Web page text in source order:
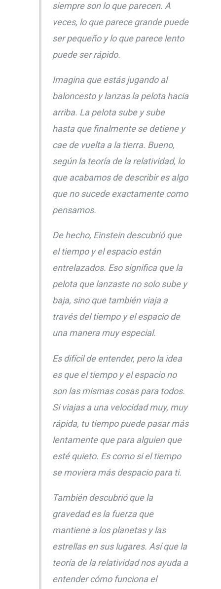
siempre son lo que parecen. A
veces, lo que parece grande puede
ser pequeño y lo que parece lento
puede ser rápido.
Imagina que estás jugando al
baloncesto y lanzas la pelota hacia
arriba. La pelota sube y sube
hasta que finalmente se detiene y
cae de vuelta a la tierra. Bueno,
según la teoría de la relatividad, lo
que acabamos de describir es algo
que no sucede exactamente como
pensamos.
De hecho, Einstein descubrió que
el tiempo y el espacio están
entrelazados. Eso significa que la
pelota que lanzaste no solo sube y
baja, sino que también viaja a
través del tiempo y el espacio de
una manera muy especial.
Es difícil de entender, pero la idea
es que el tiempo y el espacio no
son las mismas cosas para todos.
Si viajas a una velocidad muy, muy
rápida, tu tiempo puede pasar más
lentamente que para alguien que
esté quieto. Es como si el tiempo
se moviera más despacio para ti.
También descubrió que la
gravedad es la fuerza que
mantiene a los planetas y las
estrellas en sus lugares. Así que la
teoría de la relatividad nos ayuda a
entender cómo funciona el